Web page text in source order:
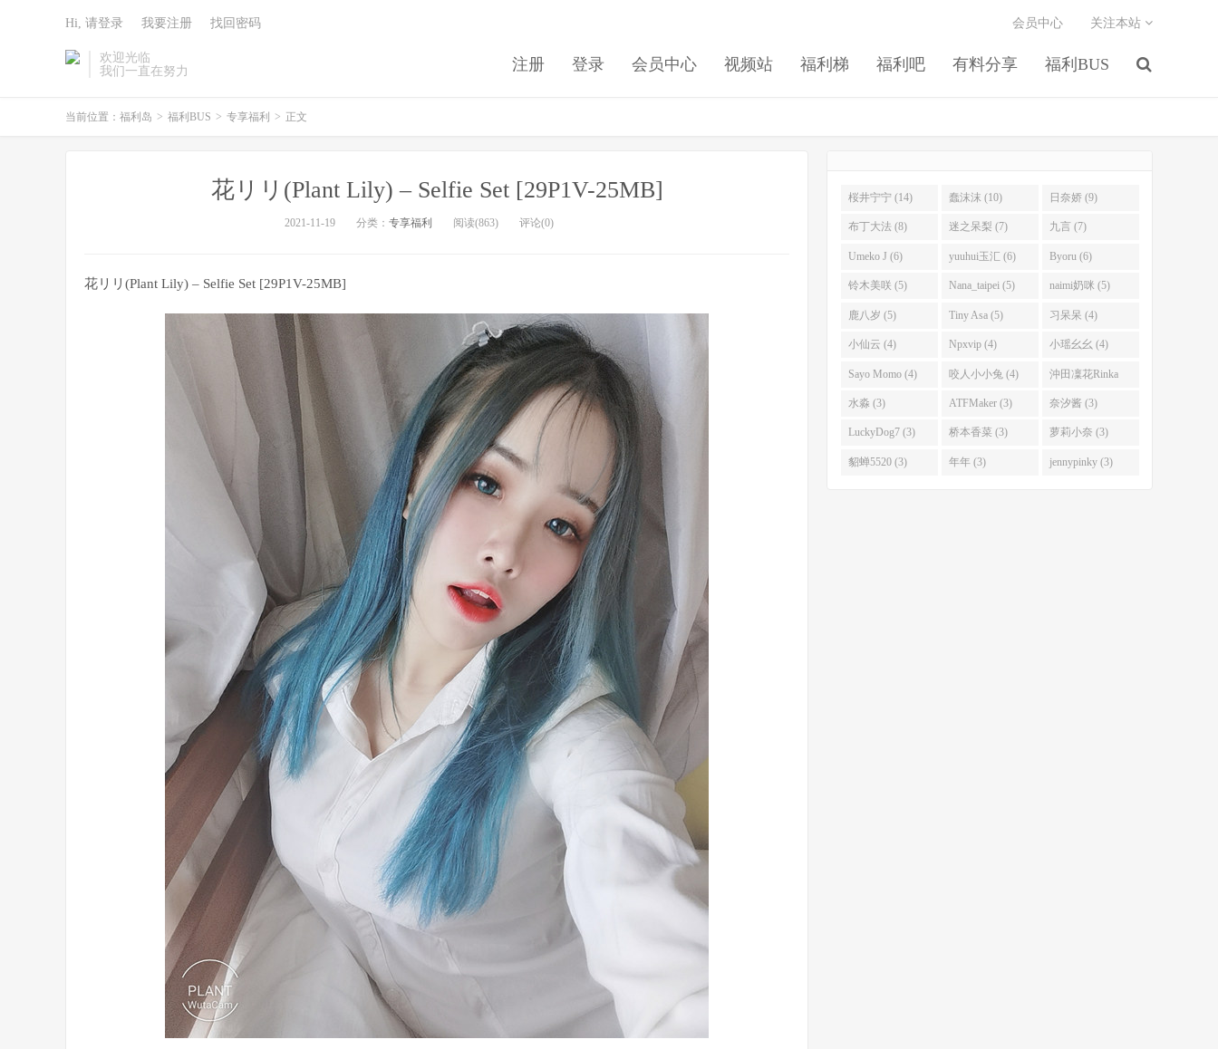
欢迎光临
我们一直在努力
注册 登录 会员中心 视频站 福利梯 福利吧 有料分享 福利BUS
会员中心 关注本站
Hi, 请登录 我要注册 找回密码
当前位置： 福利岛 > 福利BUS > 专享福利 > 正文
花リリ(Plant Lily) – Selfie Set [29P1V-25MB]
2021-11-19 分类： 专享福利 阅读(863) 评论(0)
花リリ(Plant Lily) – Selfie Set [29P1V-25MB]
桜井宁宁 (14) 蠢沫沫 (10) 日奈娇 (9)
布丁大法 (8) 迷之呆梨 (7) 九言 (7)
Umeko J (6) yuuhui玉汇 (6) Byoru (6)
铃木美咲 (5) Nana_taipei (5) naimi奶咪 (5)
鹿八岁 (5) Tiny Asa (5) 习呆呆 (4)
小仙云 (4) Npxvip (4) 小瑶幺幺 (4)
Sayo Momo (4) 咬人小小兔 (4) 沖田凜花Rinka
(4)
水淼 (3) ATFMaker (3) 奈汐酱 (3)
LuckyDog7 (3) 桥本香菜 (3) 萝莉小奈 (3)
貂蝉5520 (3) 年年 (3) jennypinky (3)